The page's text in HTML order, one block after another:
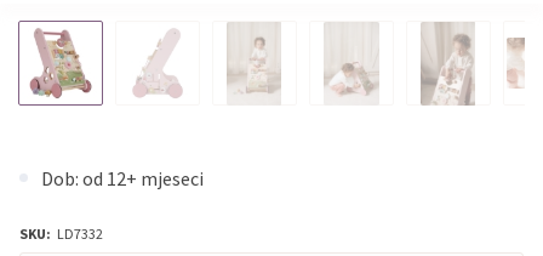
Dob: od 12+ mjeseci
SKU: LD7332